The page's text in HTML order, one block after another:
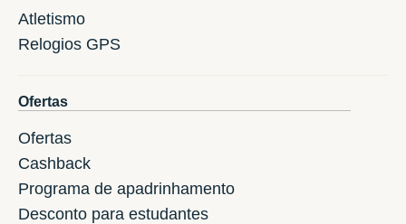
Atletismo
Relogios GPS
Ofertas
Ofertas
Cashback
Programa de apadrinhamento
Desconto para estudantes